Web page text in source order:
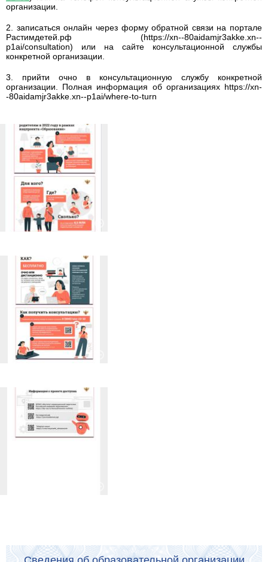
организации.
2. записаться онлайн через форму обратной связи на портале
Растимдетей.рф (https://xn--80aidamjr3akke.xn--
p1ai/consultation) или на сайте консультационной службы
конкретной организации.
3. прийти очно в консультационную службу конкретной
организации. Полная информация об организациях https://xn-
-80aidamjr3akke.xn--p1ai/where-to-turn